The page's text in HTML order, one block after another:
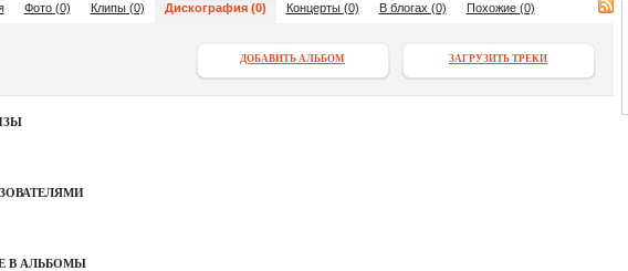
Фото (0) Клипы (0) Дискография (0) Концерты (0) В блогах (0) Похожие (0)
ЗАГРУЗИТЬ ТРЕКИ
ДОБАВИТЬ АЛЬБОМ
В АЛЬБОМЫ